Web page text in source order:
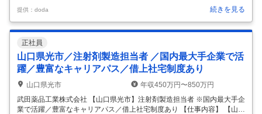
プロジェクトエンジニア（課長代理） 【具体的な仕事内容】 ■募集部門
の紹介 光工場（山口県）エンジニアリング部は、医薬品製造工場の設備
(建築、機器、空調、配管、電気、計装）に関するオーナーズ・エンジニ
アリング業務（自社の立場に立ったエンジニアリング業務）を実施し光
工場のすべての設備のライフサイクル（導入立上げ・運用・更新）を支
えている部門です。 ■職務内容 ・医薬品製造設備の各導入プロジェクト
の担当者として以下の業務に従事いただきます。 -設備仕様の検討 -予
提供：doda 続きを見る
正社員
山口県光市／注射剤製造担当者 ／国内最大手企業で活
躍／豊富なキャリアパス／借上社宅制度あり
山口県光市
年収450万円〜850万円
武田薬品工業株式会社 【山口県光市】注射剤製造担当者 ※国内最大手企
業で活躍／豊富なキャリアパス／借上社宅制度あり 【仕事内容】 【山口